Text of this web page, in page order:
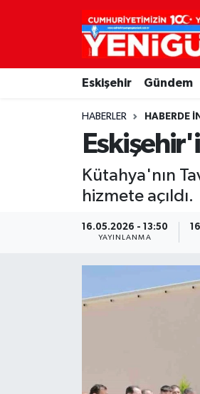
Eskişehir Gündem
HABERLER HABERDE
Kütahya'nın
hizmete açıldı.
16.05.2026 - 13:50
YAYINLANMA
Nöbetçi Eczaneler
Hava Durumu
Tüm Manşetler
Son Dakika Haberleri